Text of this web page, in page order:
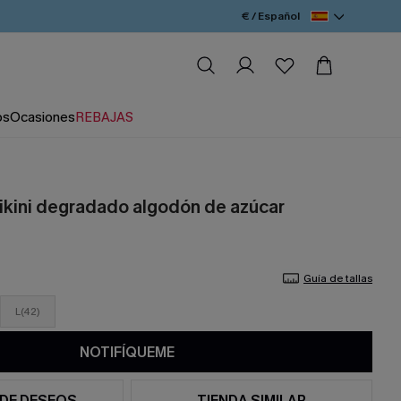
€ / Español
OcasionesREBAJAS
degradado algodón de azúcar
Guía de tallas
L(42)
NOTIFÍQUEME